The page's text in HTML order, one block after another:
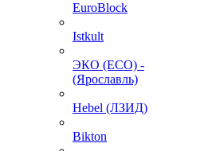
EuroBlock
Istkult
ЭКО (ECO) -
(Ярославль)
Hebel (ЛЗИД)
Bikton